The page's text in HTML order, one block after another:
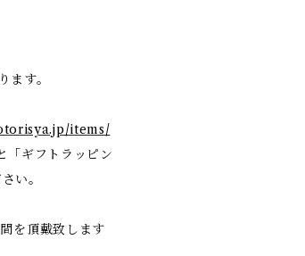
す。
items/
「ギフトラッピン
い。
を頂戴致します